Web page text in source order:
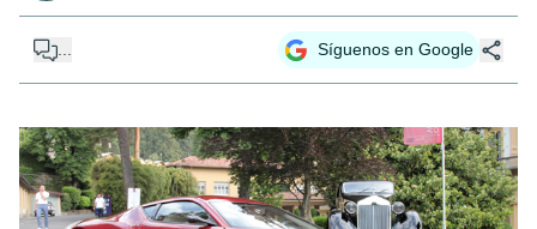
... Síguenos en Google